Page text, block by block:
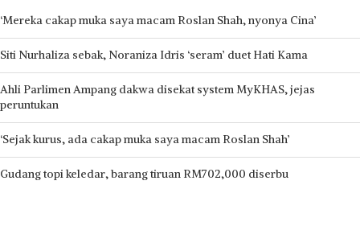
‘Mereka cakap muka saya macam Roslan Shah, nyonya Cina’
Siti Nurhaliza sebak, Noraniza Idris ‘seram’ duet Hati Kama
Ahli Parlimen Ampang dakwa disekat system MyKHAS, jejas
peruntukan
‘Sejak kurus, ada cakap muka saya macam Roslan Shah’
Gudang topi keledar, barang tiruan RM702,000 diserbu